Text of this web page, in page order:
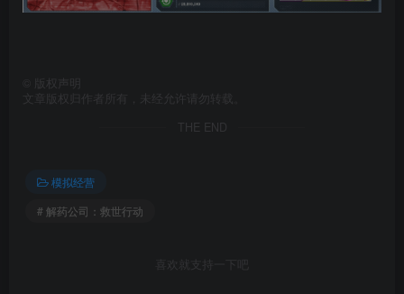
版权声明
文章版权归作者所有，未经允许请勿转载。
THE END
模拟经营
# 解药公司：救世行动
喜欢就支持一下吧